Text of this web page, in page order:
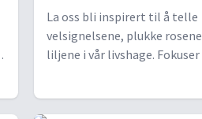
La oss bli inspirert til å telle
velsignelsene, plukke
liljene i vår livshage. Fokuser
takknemlighet prege ditt